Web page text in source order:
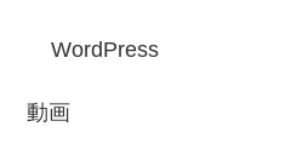
WordPress
動画